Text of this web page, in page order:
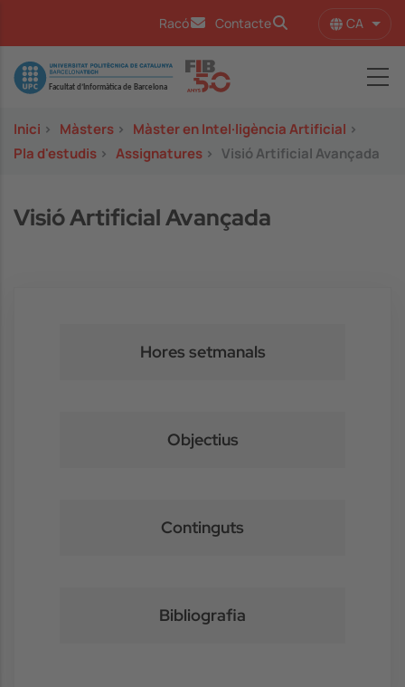
Racó Contacte CA
Image
Inici > Màsters > Màster en Intel·ligència Artificial >
Pla d'estudis > Assignatures > Visió Artificial Avançada
Visió Artificial Avançada
Hores setmanals
Objectius
Continguts
Bibliografia